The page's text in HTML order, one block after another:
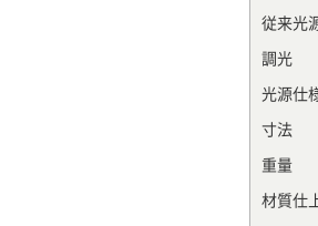
従来光
調光
光源仕
寸法
重量
材質仕